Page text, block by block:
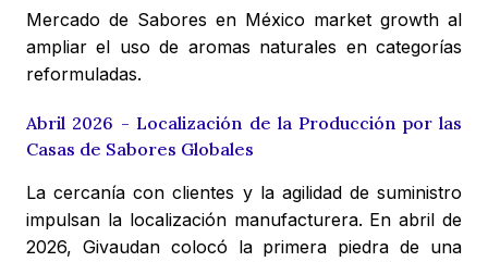
Mercado de Sabores en México market growth al
ampliar el uso de aromas naturales en categorías
reformuladas.
Abril 2026 - Localización de la Producción por las
Casas de Sabores Globales
La cercanía con clientes y la agilidad de suministro
impulsan la localización manufacturera. En abril de
2026, Givaudan colocó la primera piedra de una